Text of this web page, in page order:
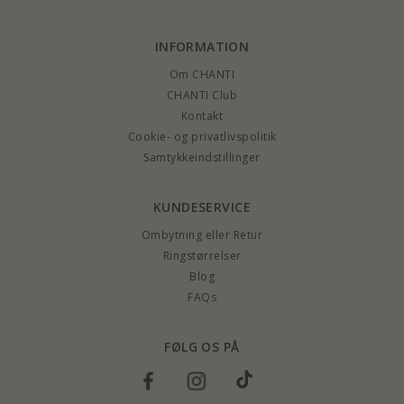
INFORMATION
Om CHANTI
CHANTI Club
Kontakt
Cookie- og privatlivspolitik
Samtykkeindstillinger
KUNDESERVICE
Ombytning eller Retur
Ringstørrelser
Blog
FAQs
FØLG OS PÅ